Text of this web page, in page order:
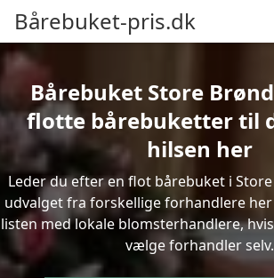
Bårebuket-pris.dk
Bårebuket Store
flotte bårebuketter til
hilsen her
Leder du efter en flot bårebuket i
udvalget fra forskellige forhandlere
listen med lokale blomsterhandlere,
vælge forhandler selv.